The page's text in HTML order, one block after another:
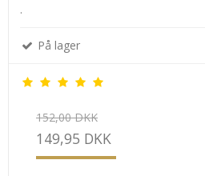
.
På lager
152,00 DKK
149,95 DKK